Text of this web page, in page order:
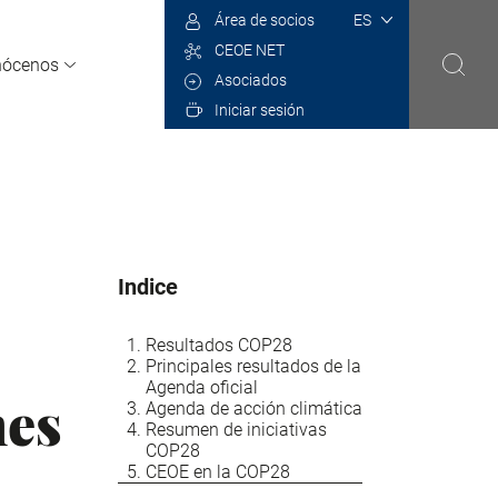
Select
Área de socios
CEOE NET
Asociados
Iniciar sesión
Indice
Resultados COP28
Principales resultados de la
Agenda oficial
Agenda de acción climática
Resumen de iniciativas
COP28
CEOE en la COP28